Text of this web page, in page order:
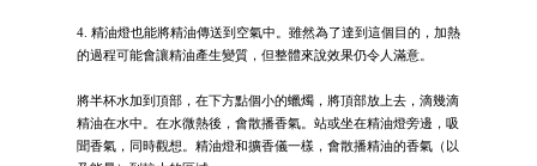
4. 精油燈也能將精油傳送到空氣中。雖然為了達到這個目的，加熱
的過程可能會讓精油產生變質，但整體來說效果仍令人滿意。
將半杯水加到頂部，在下方點個小的蠟燭，將頂部放上去，滴幾滴
精油在水中。在水微熱後，會散播香氣。站或坐在精油燈旁邊，吸
聞香氣，同時觀想。精油燈和擴香儀一樣，會散播精油的香氣（以